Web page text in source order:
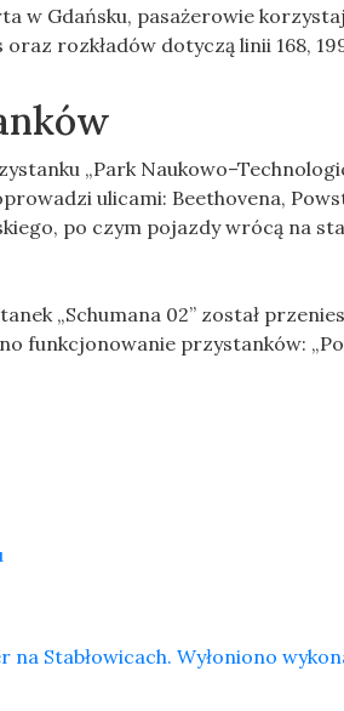
w Gdańsku, pasażerowie
rozkładów dotyczą linii 168,
„Park
ulicami: Beethovena,
po czym pojazdy wrócą na
„Schumana 02” został
funkcjonowanie przystanków:
na Stabłowicach. Wyłoniono